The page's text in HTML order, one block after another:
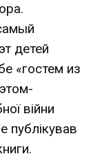
детей
«гостем из
війни
публікував